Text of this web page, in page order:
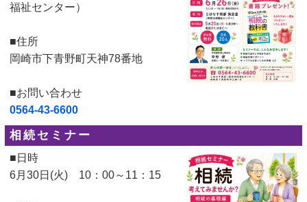
福祉センター）
■住所
岡崎市下青野町天神78番地
■お問い合わせ
0564-43-6600
相続セミナー
■日時
6月30日(火) 10：00～11：15